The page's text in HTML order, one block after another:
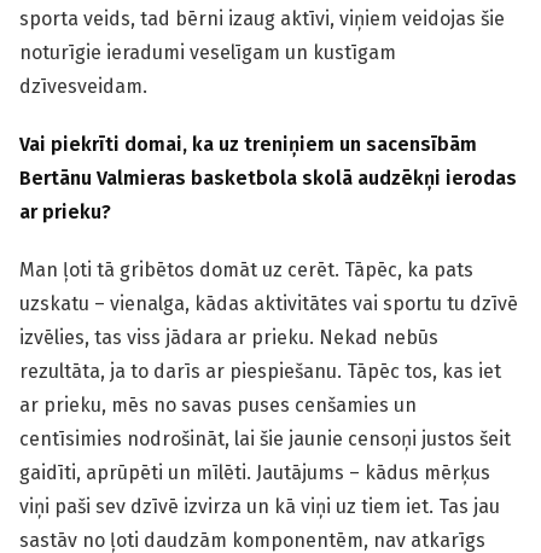
sporta veids, tad bērni izaug aktīvi, viņiem veidojas šie
noturīgie ieradumi veselīgam un kustīgam
dzīvesveidam.
Vai piekrīti domai, ka uz treniņiem un sacensībām
Bertānu Valmieras basketbola skolā audzēkņi ierodas
ar prieku?
Man ļoti tā gribētos domāt uz cerēt. Tāpēc, ka pats
uzskatu – vienalga, kādas aktivitātes vai sportu tu dzīvē
izvēlies, tas viss jādara ar prieku. Nekad nebūs
rezultāta, ja to darīs ar piespiešanu. Tāpēc tos, kas iet
ar prieku, mēs no savas puses cenšamies un
centīsimies nodrošināt, lai šie jaunie censoņi justos šeit
gaidīti, aprūpēti un mīlēti. Jautājums – kādus mērķus
viņi paši sev dzīvē izvirza un kā viņi uz tiem iet. Tas jau
sastāv no ļoti daudzām komponentēm, nav atkarīgs